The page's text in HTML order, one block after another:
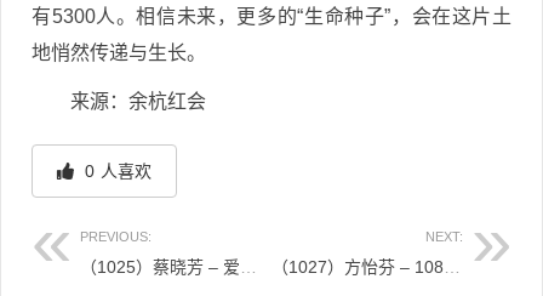
有5300人。相信未来，更多的“生命种子”，会在这片土
地悄然传递与生长。
来源：余杭红会
0 人喜欢
PREVIOUS: NEXT: